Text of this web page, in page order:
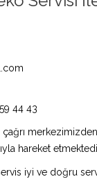
44 43
merkezimizden
hareket
iyi ve doğru